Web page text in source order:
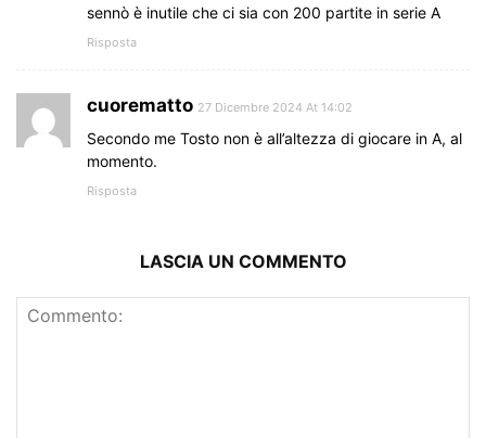
sennò è inutile che ci sia con 200 partite in serie A
Risposta
cuorematto 27 Dicembre 2024 At 14:02
Secondo me Tosto non è all’altezza di giocare in A, al
momento.
Risposta
LASCIA UN COMMENTO